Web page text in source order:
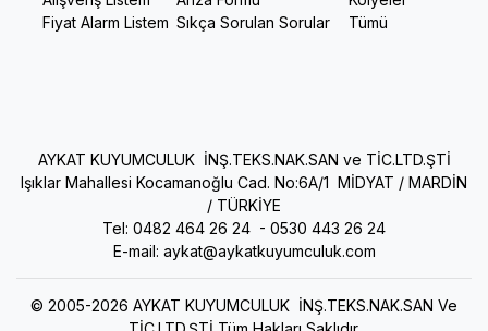
Fiyat Alarm Listem Sıkça Sorulan Sorular
Tümü
AYKAT KUYUMCULUK İNŞ.TEKS.NAK.SAN ve TİC.LTD.ŞTİ
Işıklar Mahallesi Kocamanoğlu Cad. No:6A/1 MİDYAT / MARDİN
/ TÜRKİYE
Tel: 0482 464 26 24 - 0530 443 26 24
E-mail: aykat@aykatkuyumculuk.com
© 2005-2026 AYKAT KUYUMCULUK İNŞ.TEKS.NAK.SAN Ve